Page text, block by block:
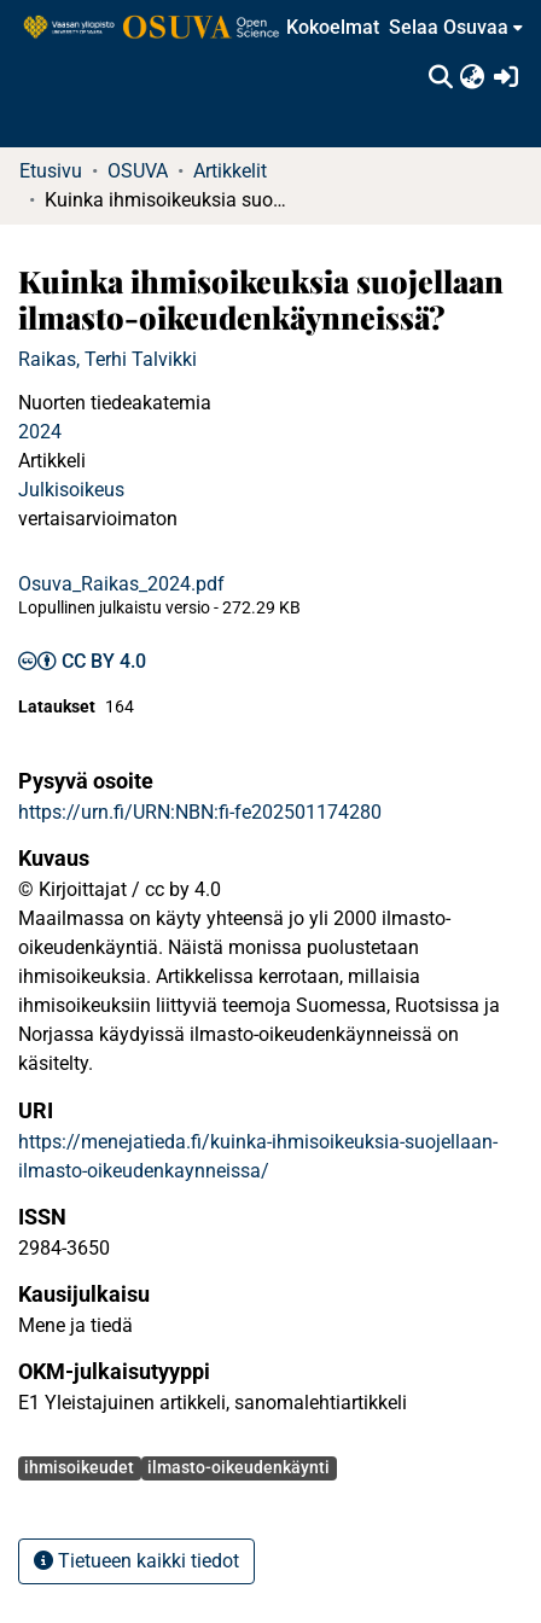
Kokoelmat Selaa Osuvaa
Etusivu OSUVA
Artikkelit
Kuinka ihmisoikeuksia suojellaan ilmasto-oikeudenkäynneissä?
Kuinka ihmisoikeuksia suojellaan
ilmasto-oikeudenkäynneissä?
Raikas, Terhi Talvikki
Nuorten tiedeakatemia
2024
Artikkeli
Julkisoikeus
vertaisarvioimaton
Osuva_Raikas_2024.pdf
Lopullinen julkaistu versio-272.29 KB
CC BY 4.0
Lataukset 164
Pysyvä osoite
https://urn.fi/URN:NBN:fi-fe202501174280
Kuvaus
© Kirjoittajat / cc by 4.0
Maailmassa on käyty yhteensä jo yli 2000 ilmasto-
oikeudenkäyntiä. Näistä monissa puolustetaan
ihmisoikeuksia. Artikkelissa kerrotaan, millaisia
ihmisoikeuksiin liittyviä teemoja Suomessa, Ruotsissa ja
Norjassa käydyissä ilmasto-oikeudenkäynneissä on
käsitelty.
URI
https://menejatieda.fi/kuinka-ihmisoikeuksia-suojellaan-
ilmasto-oikeudenkaynneissa/
ISSN
2984-3650
Kausijulkaisu
Mene ja tiedä
OKM-julkaisutyyppi
E1 Yleistajuinen artikkeli, sanomalehtiartikkeli
Avainsanat
ihmisoikeudet ilmasto-oikeudenkäynti
Tietueen kaikki tiedot